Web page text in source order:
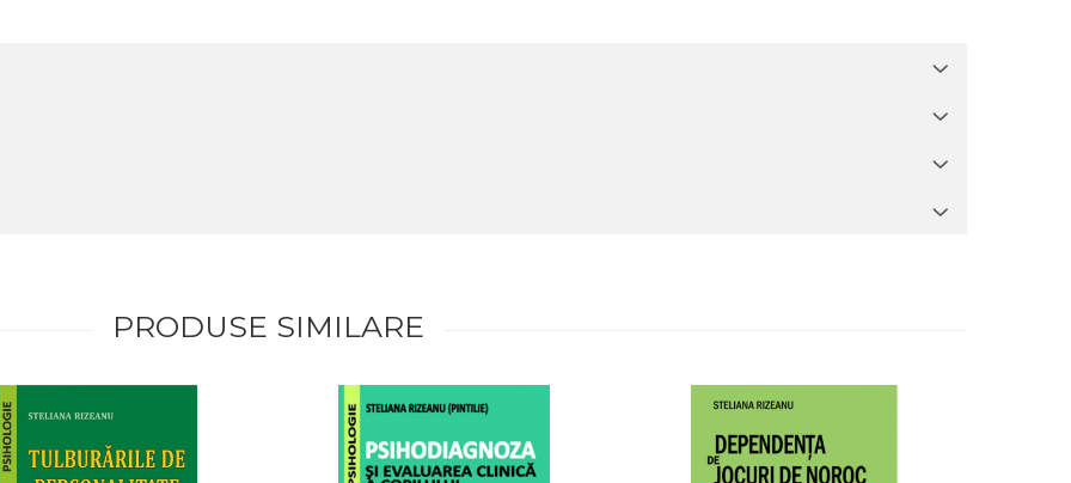
PRODUSE SIMILARE